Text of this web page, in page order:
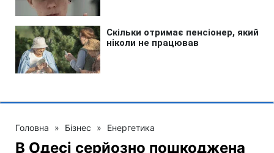
Головна » Бізнес » Енергетика
В Одесі серйозно пошкоджена